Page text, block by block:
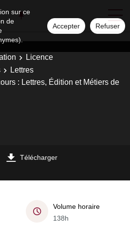
sur ce
de
Accepter Refuser
Licence
Lettres
: Lettres, Édition et Métiers de
Télécharger
Volume horaire
138h